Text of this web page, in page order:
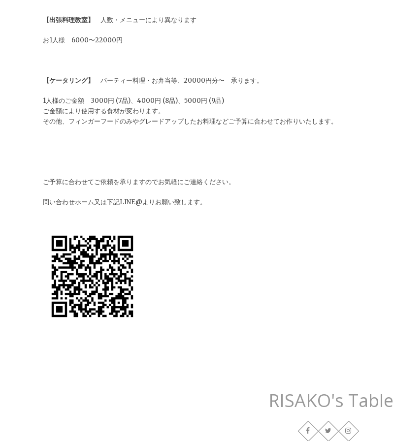
【出張料理教室】 人数・メニューにより異なります
お1人様 6000〜22000円
【ケータリング】 パーティー料理・お弁当等、20000円分〜 承ります。
1人様のご金額 3000円 (7品)、4000円 (8品)、5000円 (9品)
ご金額により使用する食材が変わります。
その他、フィンガーフードのみやグレードアップしたお料理などご予算に合わせてお作りいたします。
ご予算に合わせてご依頼を承りますのでお気軽にご連絡ください。
問い合わせホーム又は下記LINE@よりお願い致します。
RISAKO's Table